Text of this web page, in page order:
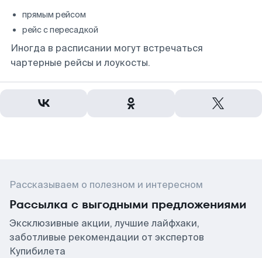
прямым рейсом
рейс с пересадкой
Иногда в расписании могут встречаться
чартерные рейсы и лоукосты.
Рассказываем о полезном и интересном
Рассылка с выгодными предложениями
Эксклюзивные акции, лучшие лайфхаки,
заботливые рекомендации от экспертов
Купибилета